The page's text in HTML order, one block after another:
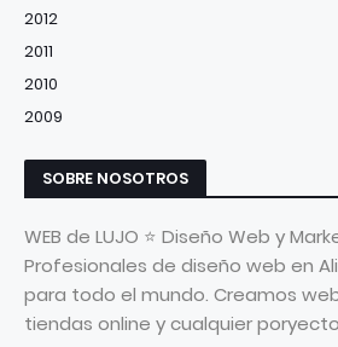
2012
2011
2010
2009
SOBRE NOSOTROS
WEB de LUJO ⭐ Diseño Web y
Profesionales de diseño web en
para todo el mundo. Creamos
tiendas online y cualquier